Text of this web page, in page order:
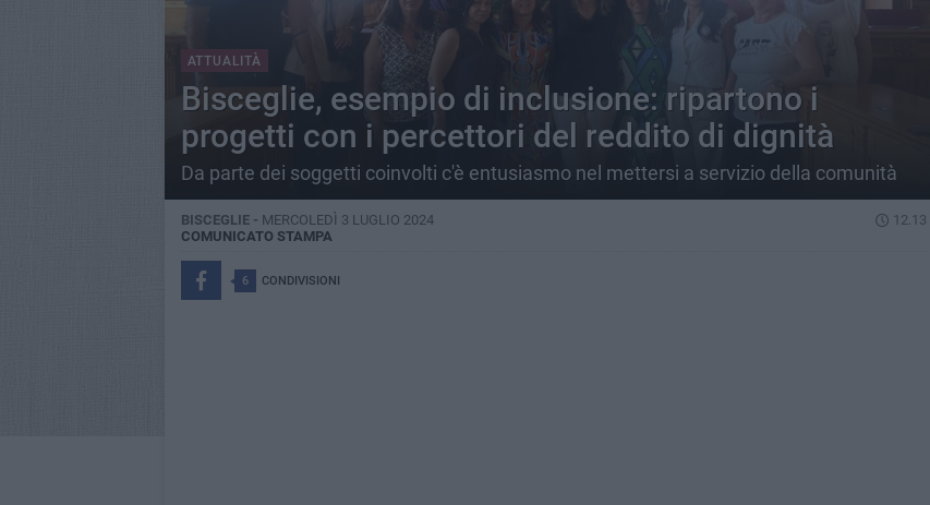
ATTUALITÀ
Bisceglie, esempio di inclusione: ripartono i
progetti con i percettori del reddito di dignità
Da parte dei soggetti coinvolti c'è entusiasmo nel mettersi a servizio della comunità
BISCEGLIE - MERCOLEDÌ 3 LUGLIO 2024
12.13
COMUNICATO STAMPA
6 CONDIVISIONI